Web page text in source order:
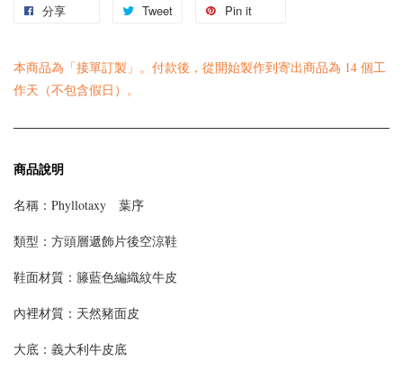
分享 Tweet Pin it
本商品為「接單訂製」。付款後，從開始製作到寄出商品為 14 個工
作天（不包含假日）。
商品說明
名稱：Phyllotaxy 葉序
類型：方頭層遞飾片後空涼鞋
鞋面材質：籐藍色編織紋牛皮
內裡材質：天然豬面皮
大底：義大利牛皮底